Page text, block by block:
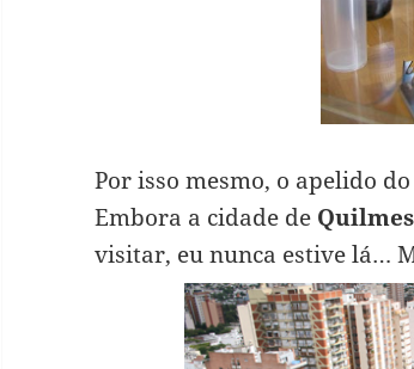
Por isso mesmo, o apelido
Embora a cidade de Quilmes
visitar, eu nunca estive lá…